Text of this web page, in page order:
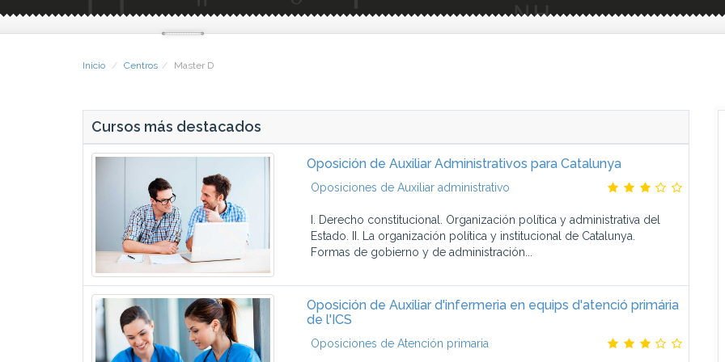
Inicio Centros Master D
Cursos más destacados
Oposición de Auxiliar Administrativos para Catalunya
Oposiciones de Auxiliar administrativo
I. Derecho constitucional. Organización política y administrativa del
Estado. II. La organización política y institucional de Catalunya.
Formas de gobierno y de administración...
Oposición de Auxiliar d'infermeria en equips d'atenció primária
de l'ICS
Oposiciones de Atención primaria